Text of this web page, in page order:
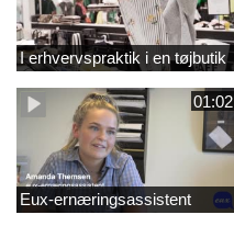
I erhvervspraktik i en tøjbutik
01:02
Eux-ernæringsassistent